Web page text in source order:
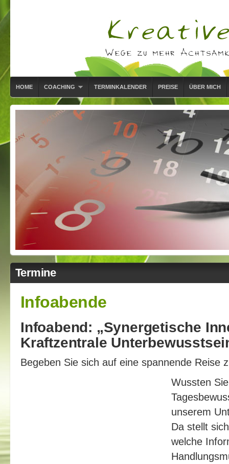
HOME COACHING TERMINKALENDER PREISE ÜBER MICH
Termine
Infoabende
Infoabend: „Synergetische
Kraftzentrale
Begeben Sie sich auf eine spannende Reise
Wussten
unserem
Da stellt
welche